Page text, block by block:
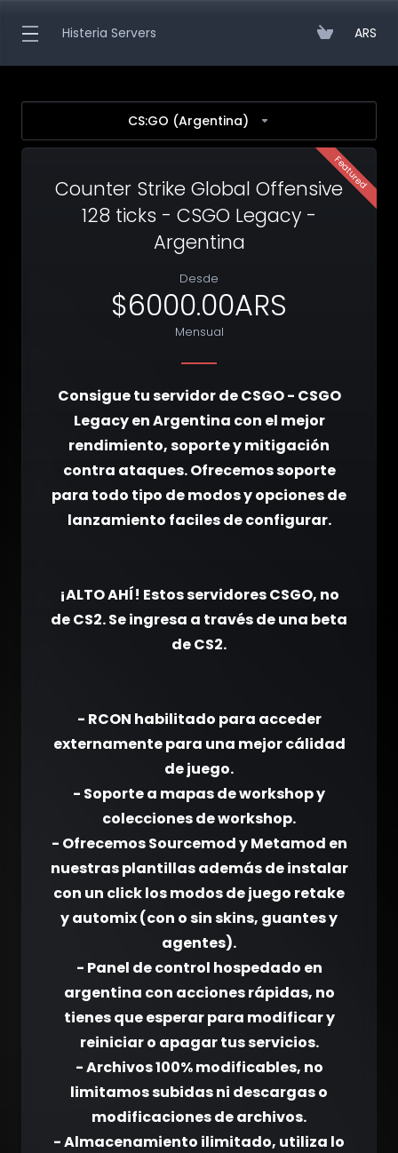
Histeria Servers ARS
CS:GO (Argentina)
Featured
Counter Strike Global Offensive
128 ticks - CSGO Legacy -
Argentina
Desde
$6000.00ARS
Mensual
Consigue tu servidor de CSGO - CSGO
Legacy en Argentina con el mejor
rendimiento, soporte y mitigación
contra ataques. Ofrecemos soporte
para todo tipo de modos y opciones de
lanzamiento faciles de configurar.
¡ALTO AHÍ! Estos servidores CSGO, no
de CS2. Se ingresa a través de una beta
de CS2.
- RCON habilitado para acceder
externamente para una mejor cálidad
de juego.
- Soporte a mapas de workshop y
colecciones de workshop.
- Ofrecemos Sourcemod y Metamod en
nuestras plantillas además de instalar
con un click los modos de juego retake
y automix (con o sin skins, guantes y
agentes).
- Panel de control hospedado en
argentina con acciones rápidas, no
tienes que esperar para modificar y
reiniciar o apagar tus servicios.
- Archivos 100% modificables, no
limitamos subidas ni descargas o
modificaciones de archivos.
- Almacenamiento ilimitado, utiliza lo